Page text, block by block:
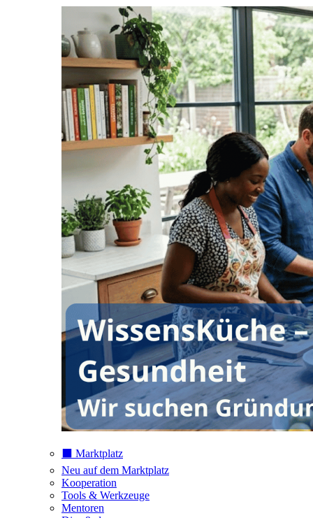
⬛️ Marktplatz
Neu auf dem Marktplatz
Kooperation
Tools & Werkzeuge
Mentoren